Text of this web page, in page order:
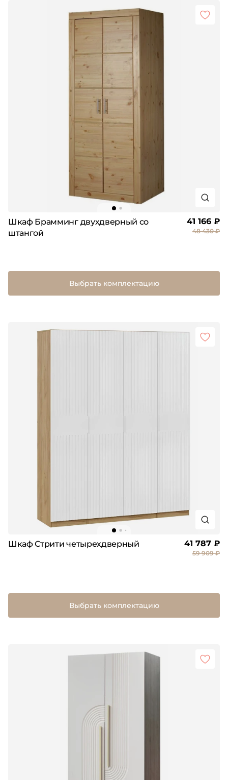
Шкаф Брамминг двухдверный со
штангой
41 166 ₽
48 430 ₽
Выбрать комплектацию
Шкаф Стрити четырехдверный 41 787 ₽
59 909 ₽
Выбрать комплектацию